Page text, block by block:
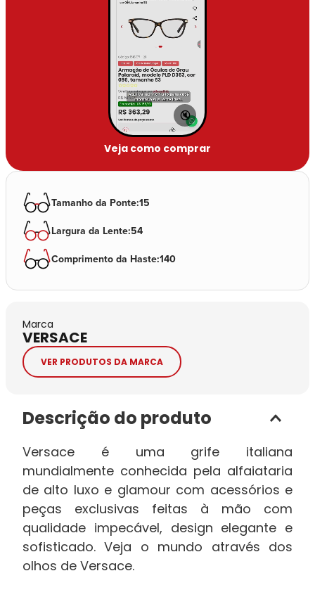
🔇
Veja como comprar
Tamanho da Ponte:15
Largura da Lente:54
Comprimento da Haste:140
Marca
VERSACE
VER PRODUTOS DA MARCA
Descrição do produto
Versace é uma grife italiana
mundialmente conhecida pela alfaiataria
de alto luxo e glamour com acessórios e
peças exclusivas feitas à mão com
qualidade impecável, design elegante e
sofisticado. Veja o mundo através dos
olhos de Versace.